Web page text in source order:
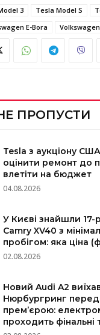
3 Tesla Model S
E-Bora
ПРОПУСТИ
Tesla з аукціону
оцінити ремонт до
влетіти на бюджет
04.08.2026
У Києві знайшли 17-
Camry XV40 з
пробігом: яка ціна
02.08.2026
Новий Audi A2
Нюрбургринг перед
прем’єрою:
проходить фінальні